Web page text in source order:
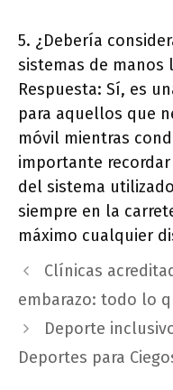
5. ¿Debería
sistemas de manos
Respuesta: Sí, es
para aquellos que
móvil mientras
importante
del sistema
siempre en la
máximo cualquier
Clínicas
embarazo: todo lo
Deporte
Deportes para